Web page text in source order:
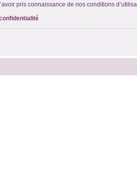
pris connaissance de nos conditions